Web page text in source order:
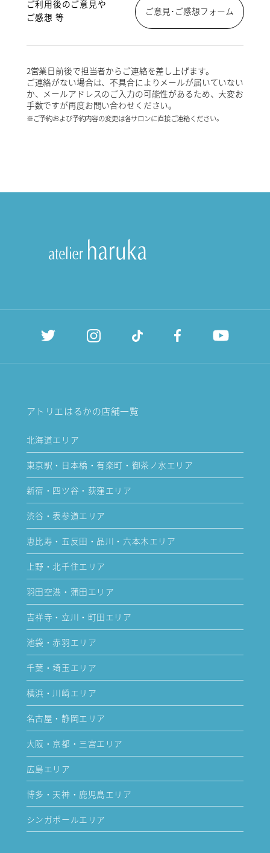
ご利用後のご意見や
ご感想 等
ご意見･ご感想フォーム
2営業日前後で担当者からご連絡を差し上げます。
ご連絡がない場合は、不具合によりメールが届いていない
か、メールアドレスのご入力の可能性があるため、大変お
手数ですが再度お問い合わせください。
※ご予約および予約内容の変更は各サロンに直接ご連絡ください。
アトリエはるかの店舗一覧
北海道エリア
東京駅・日本橋・有楽町・御茶ノ水エリア
新宿・四ツ谷・荻窪エリア
渋谷・表参道エリア
恵比寿・五反田・品川・六本木エリア
上野・北千住エリア
羽田空港・蒲田エリア
吉祥寺・立川・町田エリア
池袋・赤羽エリア
千葉・埼玉エリア
横浜・川崎エリア
名古屋・静岡エリア
大阪・京都・三宮エリア
広島エリア
博多・天神・鹿児島エリア
シンガポールエリア